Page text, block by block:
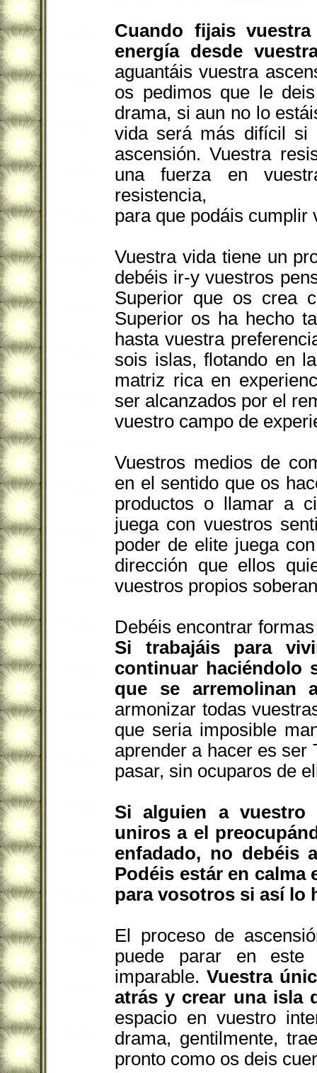
Cuando fijais
energía desde
aguantáis vuestra
os pedimos que le
drama, si aun no lo
vida será más difícil si
ascensión. Vuestra
una fuerza en
resistencia,
para que podáis cumplir
Vuestra vida tiene un
debéis ir-y vuestros
Superior que os crea
Superior os ha hecho
hasta vuestra
sois islas, flotando en
matriz rica en
ser alcanzados por el
vuestro campo de
Vuestros medios de
en el sentido que os
productos o llamar a
juega con vuestros
poder de elite juega
dirección que ellos
vuestros propios
Debéis encontrar
Si trabajáis para
continuar haciéndolo
que se arremolinan
armonizar todas
que seria imposible
aprender a hacer es ser
pasar, sin ocuparos de
Si alguien a vuestro
uniros a el
enfadado, no debéis
Podéis estár en calma
para vosotros si así lo
El proceso de
puede parar en este
imparable. Vuestra
atrás y crear una isla
espacio en vuestro
drama, gentilmente,
pronto como os deis